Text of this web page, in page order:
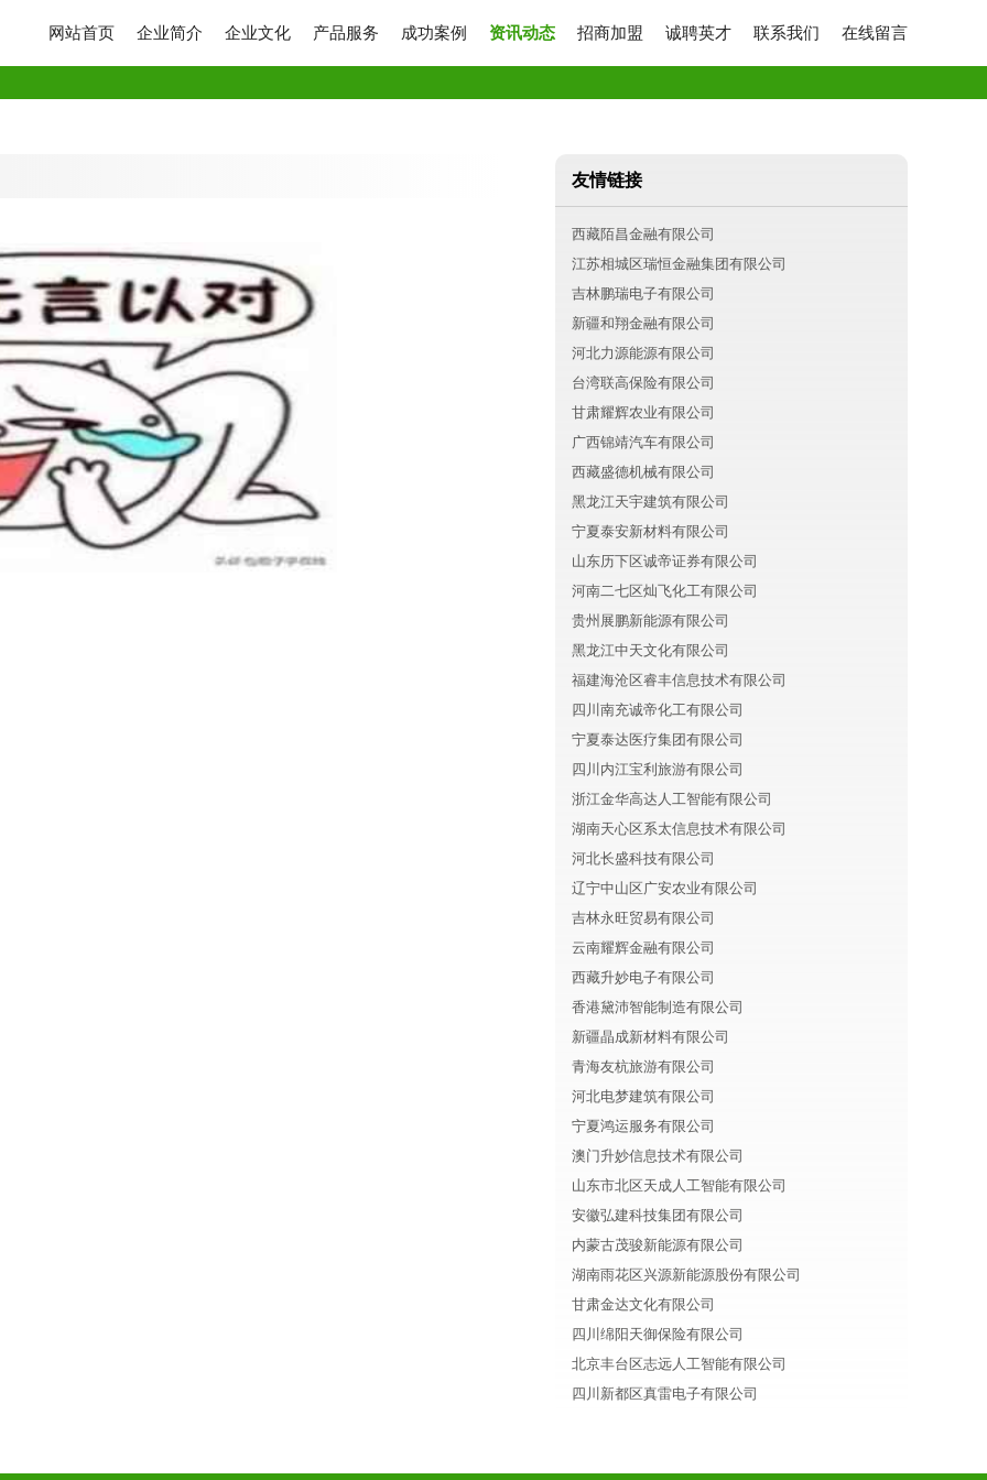
网站首页 企业简介 企业文化 产品服务 成功案例 资讯动态 招商加盟 诚聘英才 联系我们 在线留言
友情链接
西藏陌昌金融有限公司
江苏相城区瑞恒金融集团有限公司
吉林鹏瑞电子有限公司
新疆和翔金融有限公司
河北力源能源有限公司
台湾联高保险有限公司
甘肃耀辉农业有限公司
广西锦靖汽车有限公司
西藏盛德机械有限公司
黑龙江天宇建筑有限公司
宁夏泰安新材料有限公司
山东历下区诚帝证券有限公司
河南二七区灿飞化工有限公司
贵州展鹏新能源有限公司
黑龙江中天文化有限公司
福建海沧区睿丰信息技术有限公司
四川南充诚帝化工有限公司
宁夏泰达医疗集团有限公司
四川内江宝利旅游有限公司
浙江金华高达人工智能有限公司
湖南天心区系太信息技术有限公司
河北长盛科技有限公司
辽宁中山区广安农业有限公司
吉林永旺贸易有限公司
云南耀辉金融有限公司
西藏升妙电子有限公司
香港黛沛智能制造有限公司
新疆晶成新材料有限公司
青海友杭旅游有限公司
河北电梦建筑有限公司
宁夏鸿运服务有限公司
澳门升妙信息技术有限公司
山东市北区天成人工智能有限公司
安徽弘建科技集团有限公司
内蒙古茂骏新能源有限公司
湖南雨花区兴源新能源股份有限公司
甘肃金达文化有限公司
四川绵阳天御保险有限公司
北京丰台区志远人工智能有限公司
四川新都区真雷电子有限公司